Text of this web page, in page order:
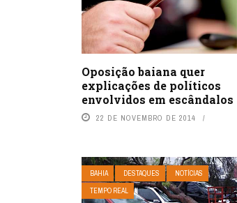
Oposição baiana quer
explicações de políticos
envolvidos em escândalos
22 DE NOVEMBRO DE 2014
BAHIA DESTAQUES
NOTÍCIAS
TEMPO REAL